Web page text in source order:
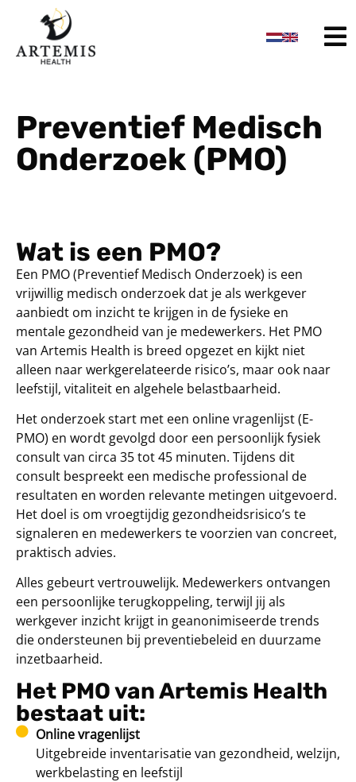
inhoud
Preventief Medisch
Onderzoek (PMO)
Wat is een PMO?
Een PMO (Preventief Medisch Onderzoek) is een
vrijwillig medisch onderzoek dat je als werkgever
aanbiedt om inzicht te krijgen in de fysieke en
mentale gezondheid van je medewerkers. Het PMO
van Artemis Health is breed opgezet en kijkt niet
alleen naar werkgerelateerde risico’s, maar ook naar
leefstijl, vitaliteit en algehele belastbaarheid.
Het onderzoek start met een online vragenlijst (E-
PMO) en wordt gevolgd door een persoonlijk fysiek
consult van circa 35 tot 45 minuten. Tijdens dit
consult bespreekt een medische professional de
resultaten en worden relevante metingen uitgevoerd.
Het doel is om vroegtijdig gezondheidsrisico’s te
signaleren en medewerkers te voorzien van concreet,
praktisch advies.
Alles gebeurt vertrouwelijk. Medewerkers ontvangen
een persoonlijke terugkoppeling, terwijl jij als
werkgever inzicht krijgt in geanonimiseerde trends
die ondersteunen bij preventiebeleid en duurzame
inzetbaarheid.
Het PMO van Artemis Health
bestaat uit:
Online vragenlijst
Uitgebreide inventarisatie van gezondheid, welzijn,
werkbelasting en leefstijl